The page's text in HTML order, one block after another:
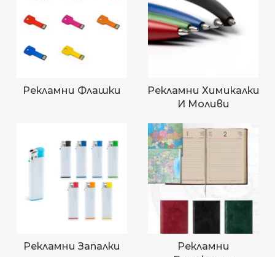
Рекламни Флашки
Рекламни Химикалки
И Моливи
Рекламни Запалки
Рекламни